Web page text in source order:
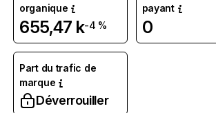
organique
655,47 k-4 %
payant
0
Part du trafic de
marque
Déverrouiller